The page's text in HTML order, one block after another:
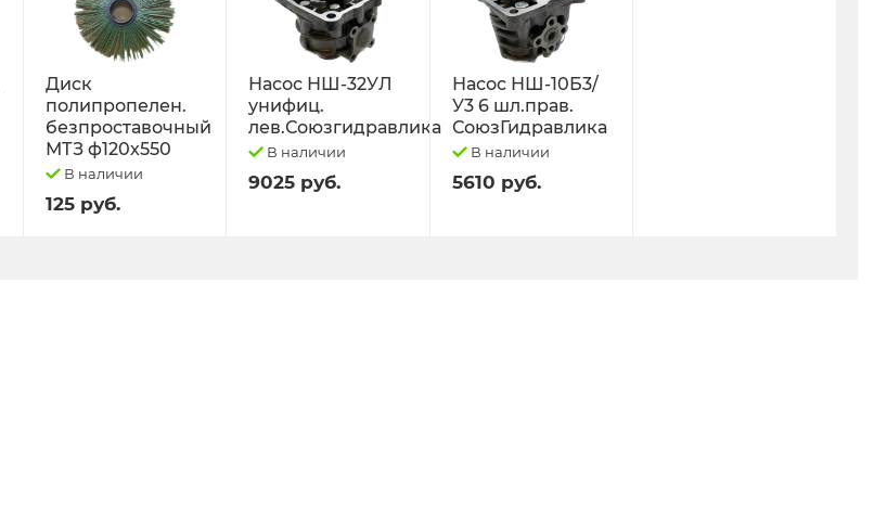
Диск
полипропелен.
безпроставочный
МТЗ ф120х550
В наличии
125 руб.
Насос НШ-32УЛ
унифиц.
лев.Союзгидравлика
В наличии
9025 руб.
Насос НШ-10Б3/
У3 6 шл.прав.
СоюзГидравлика
В наличии
5610 руб.